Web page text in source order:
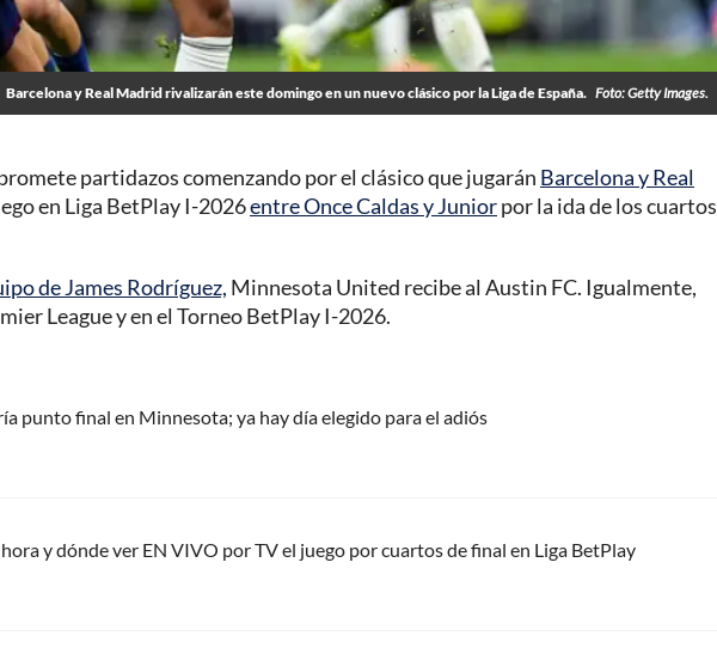
Barcelona y Real Madrid rivalizarán este domingo en un nuevo clásico por la Liga de España. Foto: Getty Images.
partidazos comenzando por el clásico que jugarán Barcelona y Real
en Liga BetPlay I-2026entre Once Caldas y Juniorpor la ida de los cuartos
de James Rodríguez, Minnesota United recibe al Austin FC. Igualmente,
League y en el Torneo BetPlay I-2026.
punto final en Minnesota; ya hay día elegido para el adiós
y dónde ver EN VIVO por TV el juego por cuartos de final en Liga BetPlay